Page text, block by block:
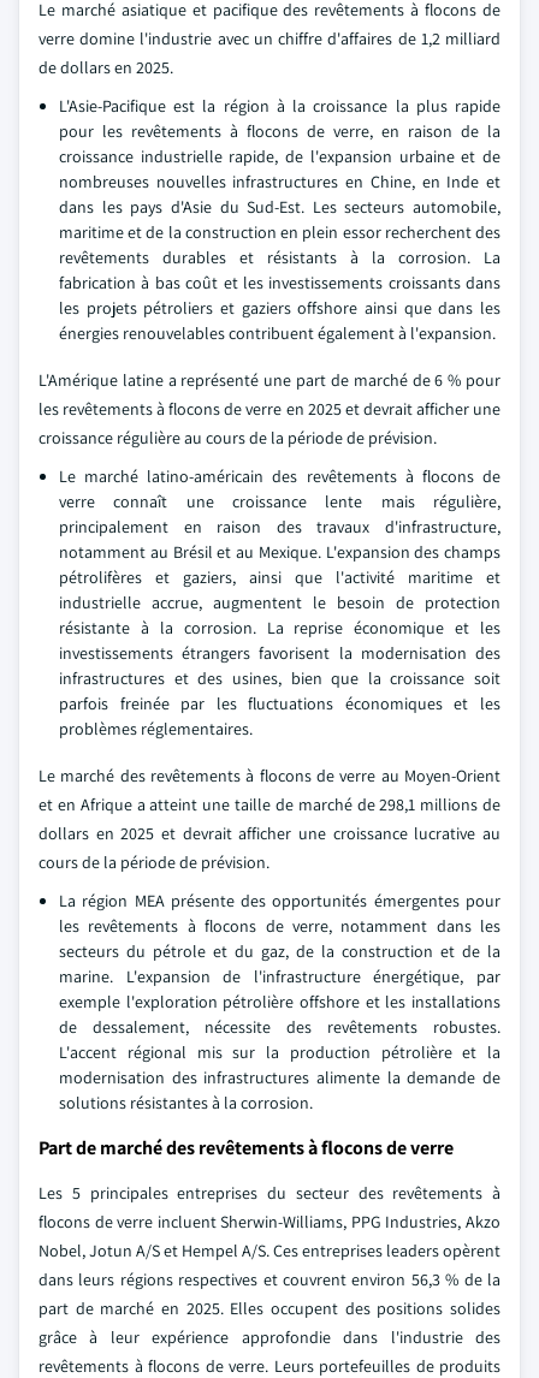
Le marché asiatique et pacifique des revêtements à flocons de
verre domine l'industrie avec un chiffre d'affaires de 1,2 milliard
de dollars en 2025.
L'Asie-Pacifique est la région à la croissance la plus rapide
pour les revêtements à flocons de verre, en raison de la
croissance industrielle rapide, de l'expansion urbaine et de
nombreuses nouvelles infrastructures en Chine, en Inde et
dans les pays d'Asie du Sud-Est. Les secteurs automobile,
maritime et de la construction en plein essor recherchent des
revêtements durables et résistants à la corrosion. La
fabrication à bas coût et les investissements croissants dans
les projets pétroliers et gaziers offshore ainsi que dans les
énergies renouvelables contribuent également à l'expansion.
L'Amérique latine a représenté une part de marché de 6 % pour
les revêtements à flocons de verre en 2025 et devrait afficher une
croissance régulière au cours de la période de prévision.
Le marché latino-américain des revêtements à flocons de
verre connaît une croissance lente mais régulière,
principalement en raison des travaux d'infrastructure,
notamment au Brésil et au Mexique. L'expansion des champs
pétrolifères et gaziers, ainsi que l'activité maritime et
industrielle accrue, augmentent le besoin de protection
résistante à la corrosion. La reprise économique et les
investissements étrangers favorisent la modernisation des
infrastructures et des usines, bien que la croissance soit
parfois freinée par les fluctuations économiques et les
problèmes réglementaires.
Le marché des revêtements à flocons de verre au Moyen-Orient
et en Afrique a atteint une taille de marché de 298,1 millions de
dollars en 2025 et devrait afficher une croissance lucrative au
cours de la période de prévision.
La région MEA présente des opportunités émergentes pour
les revêtements à flocons de verre, notamment dans les
secteurs du pétrole et du gaz, de la construction et de la
marine. L'expansion de l'infrastructure énergétique, par
exemple l'exploration pétrolière offshore et les installations
de dessalement, nécessite des revêtements robustes.
L'accent régional mis sur la production pétrolière et la
modernisation des infrastructures alimente la demande de
solutions résistantes à la corrosion.
Part de marché des revêtements à flocons de verre
Les 5 principales entreprises du secteur des revêtements à
flocons de verre incluent Sherwin-Williams, PPG Industries, Akzo
Nobel, Jotun A/S et Hempel A/S. Ces entreprises leaders opèrent
dans leurs régions respectives et couvrent environ 56,3 % de la
part de marché en 2025. Elles occupent des positions solides
grâce à leur expérience approfondie dans l'industrie des
revêtements à flocons de verre. Leurs portefeuilles de produits